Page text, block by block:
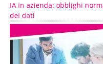
IA in azienda: obblighi
dei dati